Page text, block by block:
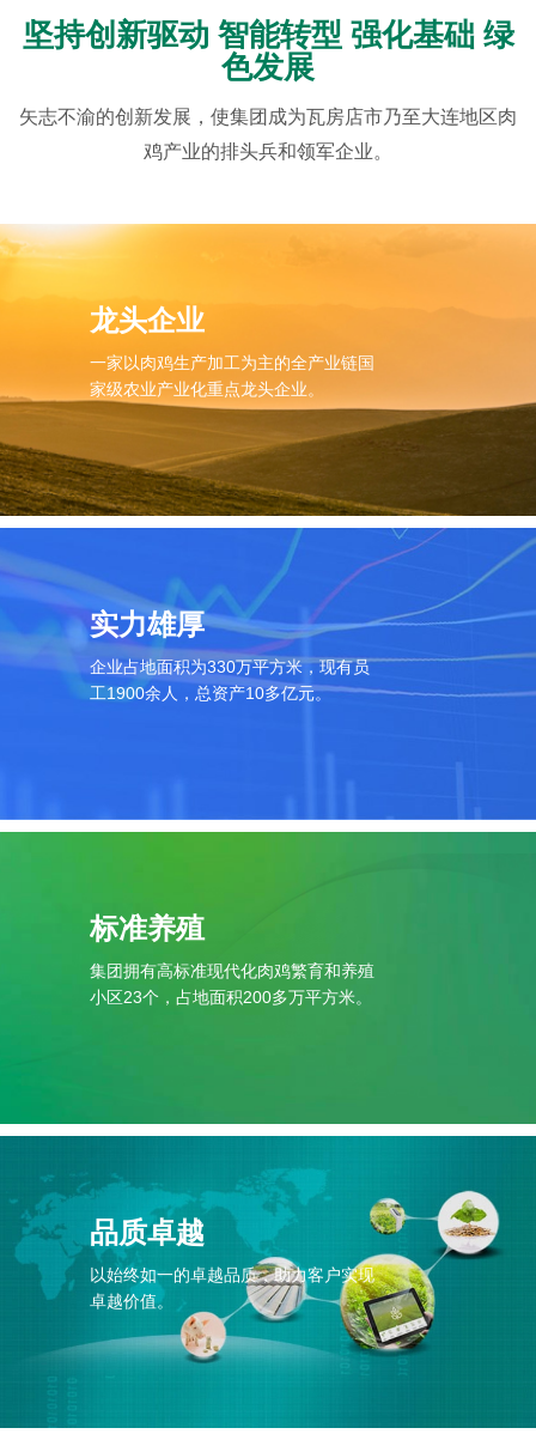
龙头企业
一家以肉鸡生产加工为主的全产业链国
家级农业产业化重点龙头企业。
实力雄厚
企业占地面积为330万平方米，现有员
工1900余人，总资产10多亿元。
标准养殖
集团拥有高标准现代化肉鸡繁育和养殖
小区23个，占地面积200多万平方米。
品质卓越
以始终如一的卓越品质，助力客户实现
卓越价值。
矢志不渝的创新发展，使集团成为瓦房店市乃至大连地区肉
鸡产业的排头兵和领军企业。
坚持创新驱动 智能转型 强化基础 绿
色发展